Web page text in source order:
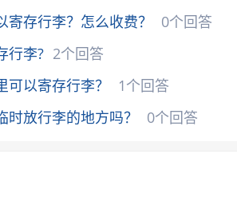
寄存行李？怎么收费？
0个回答
行李? 2个回答
可以寄存行李？
1个回答
时放行李的地方吗？
0个回答